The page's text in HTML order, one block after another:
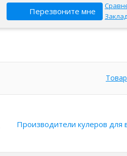
Перезвоните мне
Производители кулеров для